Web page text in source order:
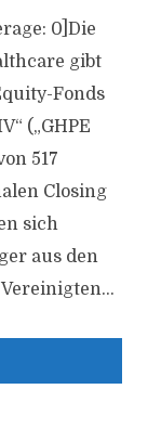
0]Die
gibt
Fonds
(„GHPE
517
Closing
sich
aus den